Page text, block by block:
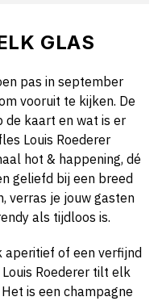
GLAS
pas in september
vooruit te kijken. De
de kaart en wat is er
Louis Roederer
hot & happening, dé
geliefd bij een breed
verras je jouw gasten
als tijdloos is.
aperitief of een verfijnd
Roederer tilt elk
is een champagne